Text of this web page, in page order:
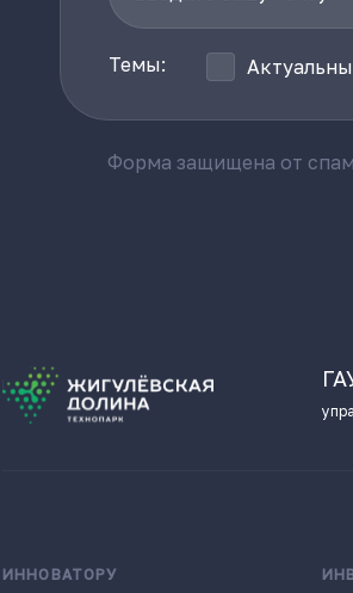
Темы:
Форма защищена от
ИННОВАТОРУ